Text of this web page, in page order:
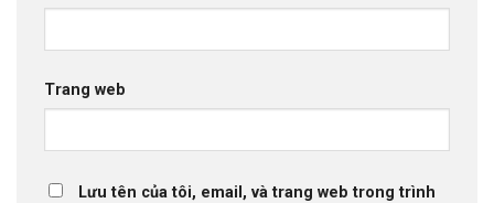
Trang web
Lưu tên của tôi, email, và trang web trong trình